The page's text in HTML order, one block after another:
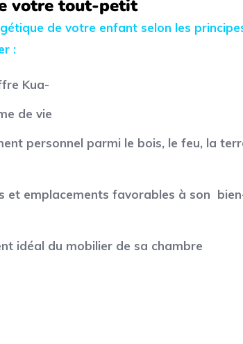
votre tout-petit
de votre enfant selon les
:
Kua-
de vie
personnel parmi le bois, le feu, la
et emplacements favorables à son
idéal du mobilier de sa chambre